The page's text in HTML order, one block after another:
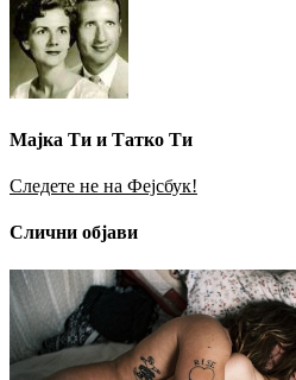
Мајка Ти и Татко Ти
Следете не на Фејсбук!
Слични објави